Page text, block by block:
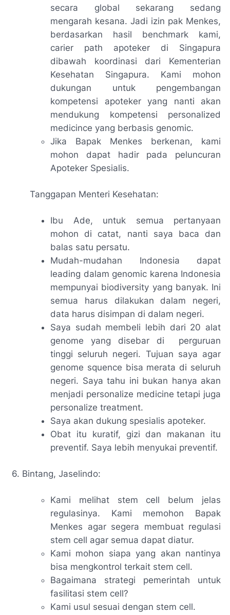
secara global sekarang sedang
mengarah kesana. Jadi izin pak Menkes,
berdasarkan hasil benchmark kami,
carier path apoteker di Singapura
dibawah koordinasi dari Kementerian
Kesehatan Singapura. Kami mohon
dukungan untuk pengembangan
kompetensi apoteker yang nanti akan
mendukung kompetensi personalized
medicince yang berbasis genomic.
Jika Bapak Menkes berkenan, kami
mohon dapat hadir pada peluncuran
Apoteker Spesialis.
Tanggapan Menteri Kesehatan:
Ibu Ade, untuk semua pertanyaan
mohon di catat, nanti saya baca dan
balas satu persatu.
Mudah-mudahan Indonesia dapat
leading dalam genomic karena Indonesia
mempunyai biodiversity yang banyak. Ini
semua harus dilakukan dalam negeri,
data harus disimpan di dalam negeri.
Saya sudah membeli lebih dari 20 alat
genome yang disebar di perguruan
tinggi seluruh negeri. Tujuan saya agar
genome squence bisa merata di seluruh
negeri. Saya tahu ini bukan hanya akan
menjadi personalize medicine tetapi juga
personalize treatment.
Saya akan dukung spesialis apoteker.
Obat itu kuratif, gizi dan makanan itu
preventif. Saya lebih menyukai preventif.
6. Bintang, Jaselindo:
Kami melihat stem cell belum jelas
regulasinya. Kami memohon Bapak
Menkes agar segera membuat regulasi
stem cell agar semua dapat diatur.
Kami mohon siapa yang akan nantinya
bisa mengkontrol terkait stem cell.
Bagaimana strategi pemerintah untuk
fasilitasi stem cell?
Kami usul sesuai dengan stem cell.